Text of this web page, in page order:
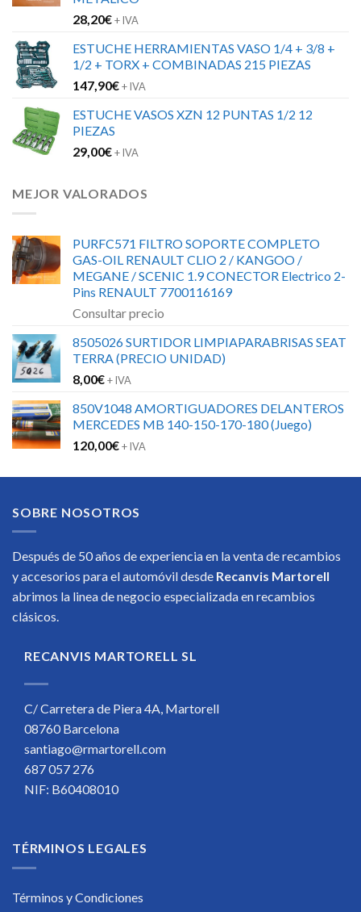
28,20€+ IVA
ESTUCHE HERRAMIENTAS VASO 1/4 + 3/8 +
1/2 + TORX + COMBINADAS 215 PIEZAS
147,90€+ IVA
ESTUCHE VASOS XZN 12 PUNTAS 1/2 12
PIEZAS
29,00€+ IVA
MEJOR VALORADOS
PURFC571 FILTRO SOPORTE COMPLETO
GAS-OIL RENAULT CLIO 2 / KANGOO /
MEGANE / SCENIC 1.9 CONECTOR Electrico 2-
Pins RENAULT 7700116169
Consultar precio
8505026 SURTIDOR LIMPIAPARABRISAS SEAT
TERRA (PRECIO UNIDAD)
8,00€+ IVA
850V1048 AMORTIGUADORES DELANTEROS
MERCEDES MB 140-150-170-180 (Juego)
120,00€+ IVA
SOBRE NOSOTROS
Después de 50 años de experiencia en la venta de recambios
y accesorios para el automóvil desde Recanvis Martorell
abrimos la linea de negocio especializada en recambios
clásicos.
RECANVIS MARTORELL SL
C/ Carretera de Piera 4A, Martorell
08760 Barcelona
santiago@rmartorell.com
687 057 276
NIF: B60408010
TÉRMINOS LEGALES
Términos y Condiciones